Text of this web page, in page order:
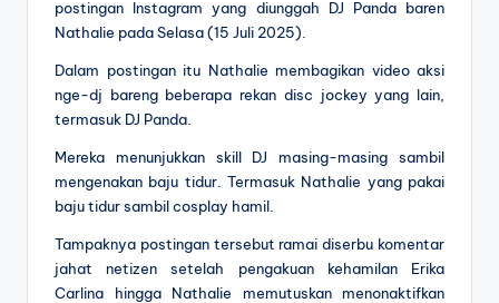
postingan Instagram yang diunggah DJ Panda baren
Nathalie pada Selasa (15 Juli 2025).
Dalam postingan itu Nathalie membagikan video aksi
nge-dj bareng beberapa rekan disc jockey yang lain,
termasuk DJ Panda.
Mereka menunjukkan skill DJ masing-masing sambil
mengenakan baju tidur. Termasuk Nathalie yang pakai
baju tidur sambil cosplay hamil.
Tampaknya postingan tersebut ramai diserbu komentar
jahat netizen setelah pengakuan kehamilan Erika
Carlina hingga Nathalie memutuskan menonaktifkan